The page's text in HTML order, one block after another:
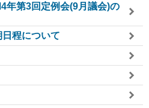
年第3回定例会(9月議会)の
程について